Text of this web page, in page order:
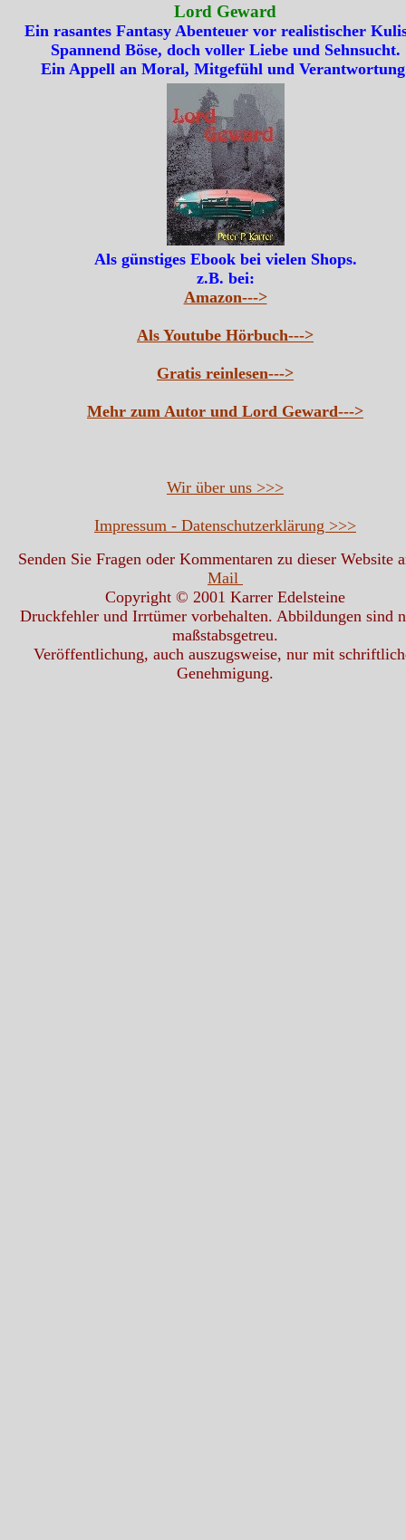
Lord Geward
Ein rasantes Fantasy Abenteuer vor realistischer
Spannend Böse, doch voller Liebe und Sehnsucht.
Ein Appell an Moral, Mitgefühl und
Als günstiges Ebook bei vielen Shops.
z.B. bei:
Amazon--->
Als Youtube Hörbuch--->
Gratis reinlesen--->
Mehr zum Autor und Lord Geward--->
Wir über uns >>>
Impressum - Datenschutzerklärung >>>
Senden Sie Fragen oder Kommentaren zu dieser Website
Mail
Copyright © 2001 Karrer Edelsteine
Druckfehler und Irrtümer vorbehalten. Abbildungen sind
maßstabsgetreu.
Veröffentlichung, auch auszugsweise, nur mit
Genehmigung.